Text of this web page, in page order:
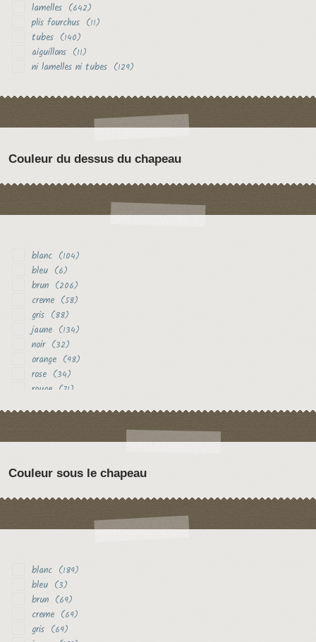
lamelles (642)
plis fourchus (11)
tubes (140)
aiguillons (11)
ni lamelles ni tubes (129)
Couleur du dessus du chapeau
blanc (104)
bleu (6)
brun (206)
creme (58)
gris (88)
jaune (134)
noir (32)
orange (98)
rose (34)
rouge (71)
Couleur sous le chapeau
blanc (189)
bleu (3)
brun (69)
creme (69)
gris (69)